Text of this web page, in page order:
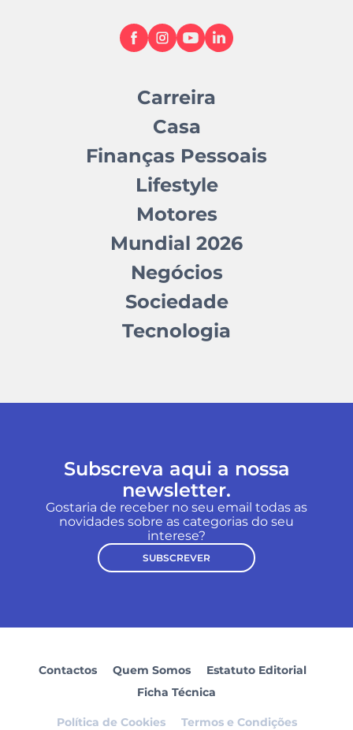
Carreira
Casa
Finanças Pessoais
Lifestyle
Motores
Mundial 2026
Negócios
Sociedade
Tecnologia
Subscreva aqui a nossa
newsletter.
Gostaria de receber no seu email todas as
novidades sobre as categorias do seu
interese?
SUBSCREVER
Contactos Quem Somos
Estatuto Editorial
Ficha Técnica
Política de Cookies Termos e Condições